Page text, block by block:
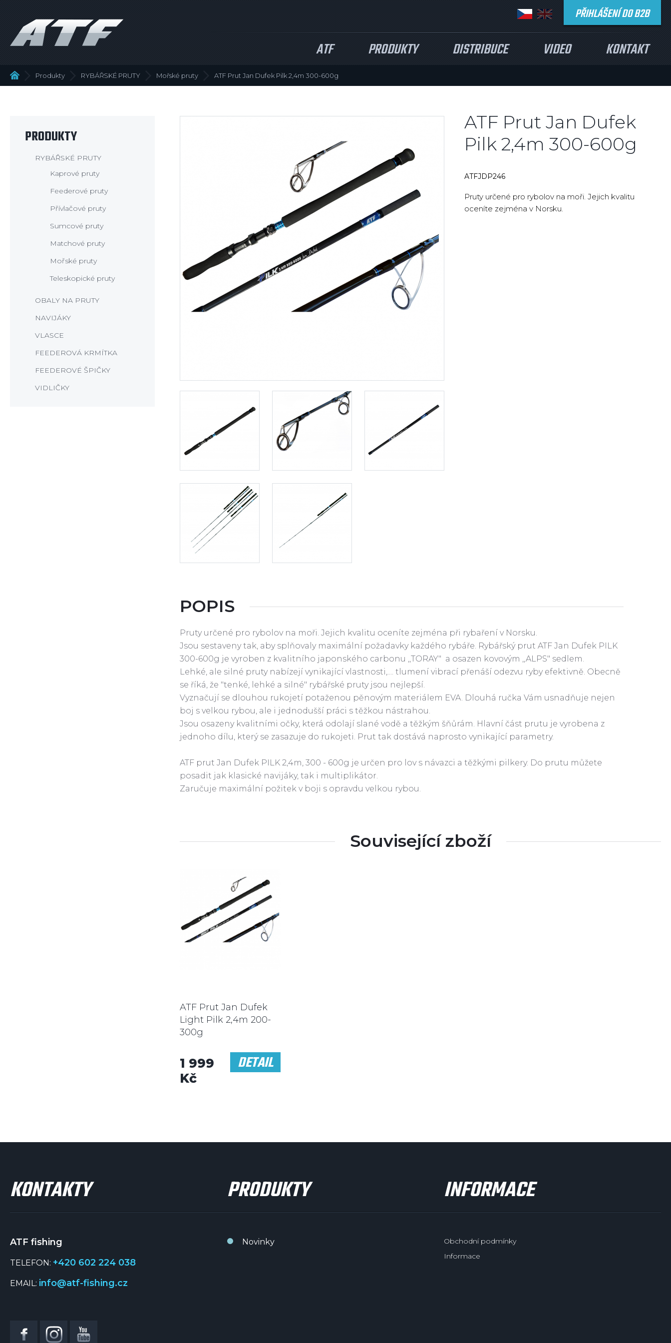
PŘIHLÁŠENÍ DO B2B
ATF PRODUKTY DISTRIBUCE VIDEO KONTAKT
Hlavní
Produkty RYBÁŘSKÉ PRUTY Mořské pruty ATF Prut Jan Dufek Pilk 2,4m 300-600g
PRODUKTY
RYBÁŘSKÉ PRUTY
Kaprové pruty
Feederové pruty
Přívlačové pruty
Sumcové pruty
Matchové pruty
Mořské pruty
Teleskopické pruty
OBALY NA PRUTY
NAVIJÁKY
VLASCE
FEEDEROVÁ KRMÍTKA
FEEDEROVÉ ŠPIČKY
VIDLIČKY
ATF Prut Jan Dufek
Pilk 2,4m 300-600g
ATFJDP246
Pruty určené pro rybolov na moři. Jejich kvalitu
oceníte zejména v Norsku.
POPIS
Pruty určené pro rybolov na moři. Jejich kvalitu oceníte zejména při rybaření v Norsku.
Jsou sestaveny tak, aby splňovaly maximální požadavky každého rybáře. Rybářský prut ATF Jan Dufek PILK
300-600g je vyroben z kvalitního japonského carbonu ,,TORAY" a osazen kovovým ,,ALPS" sedlem.
Lehké, ale silné pruty nabízejí vynikající vlastnosti,.... tlumení vibrací přenáší odezvu ryby efektivně. Obecně
se říká, že "tenké, lehké a silné" rybářské pruty jsou nejlepší.
Vyznačují se dlouhou rukojetí potaženou pěnovým materiálem EVA. Dlouhá ručka Vám usnadňuje nejen
boj s velkou rybou, ale i jednodušší práci s těžkou nástrahou.
Jsou osazeny kvalitními očky, která odolají slané vodě a těžkým šňůrám. Hlavní část prutu je vyrobena z
jednoho dílu, který se zasazuje do rukojeti. Prut tak dostává naprosto vynikající parametry.
ATF prut Jan Dufek PILK 2,4m, 300 - 600g je určen pro lov s návazci a těžkými pilkery. Do prutu můžete
posadit jak klasické navijáky, tak i multiplikátor.
Zaručuje maximální požitek v boji s opravdu velkou rybou.
Související zboží
ATF Prut Jan Dufek
Light Pilk 2,4m 200-
300g
1 999
Kč
DETAIL
KONTAKTY
ATF fishing
TELEFON: +420 602 224 038
EMAIL: info@atf-fishing.cz
PRODUKTY
Novinky
INFORMACE
Obchodní podmínky
Informace